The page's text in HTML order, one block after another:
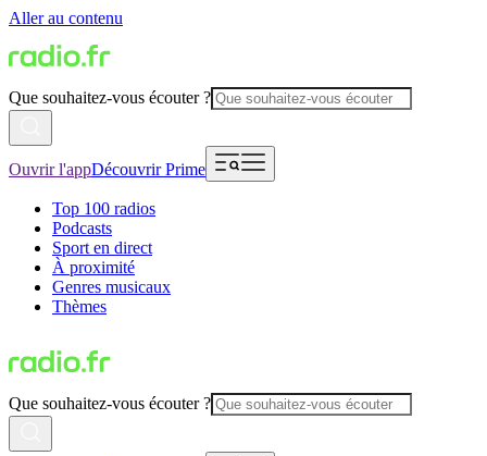
Aller au contenu
Que souhaitez-vous écouter ?
Ouvrir l'appDécouvrir Prime
Top 100 radios
Podcasts
Sport en direct
À proximité
Genres musicaux
Thèmes
Que souhaitez-vous écouter ?